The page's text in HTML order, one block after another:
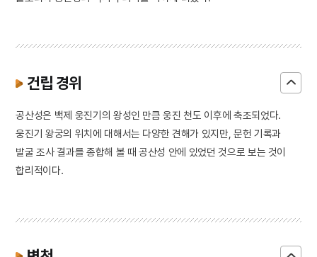
건립 경위
공산성은 백제 웅진기의 왕성인 만큼 웅진 천도 이후에 축조되었다.
웅진기 왕궁의 위치에 대해서는 다양한 견해가 있지만, 문헌 기록과
발굴 조사 결과를 종합해 볼 때 공산성 안에 있었던 것으로 보는 것이
합리적이다.